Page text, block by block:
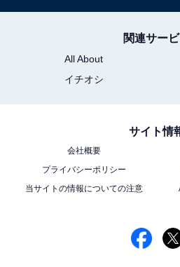
関連サー
All About
イチオシ
サイト情
会社概要
プライバシーポリシー
当サイトの情報についての注意